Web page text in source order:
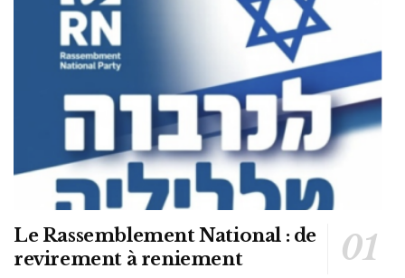
Le Rassemblement National : de
revirement à reniement